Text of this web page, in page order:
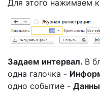
Для этого нажимаем
Задаем интервал. В
одна галочка -
одно событие -